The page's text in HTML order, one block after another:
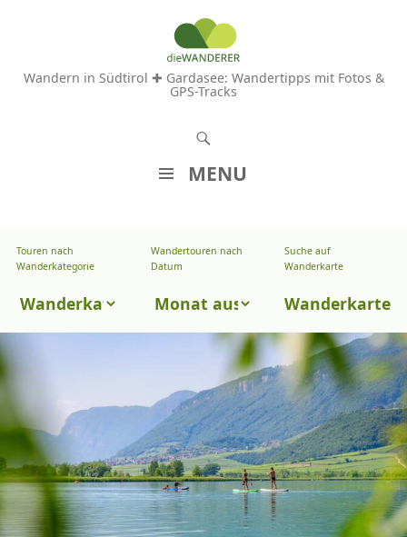
Wandern in Südtirol ✚ Gardasee: Wandertipps mit Fotos &
GPS-Tracks
MENU
M
A
R
I
N
G
E
Touren nach
Wanderkategorie
Touren
Wandertouren nach
Datum
Wandertouren
Datum
Suche auf
Wanderkarte
Wanderkarte